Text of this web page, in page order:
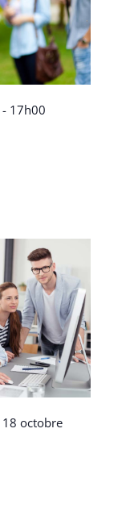
- 17h00
18 octobre